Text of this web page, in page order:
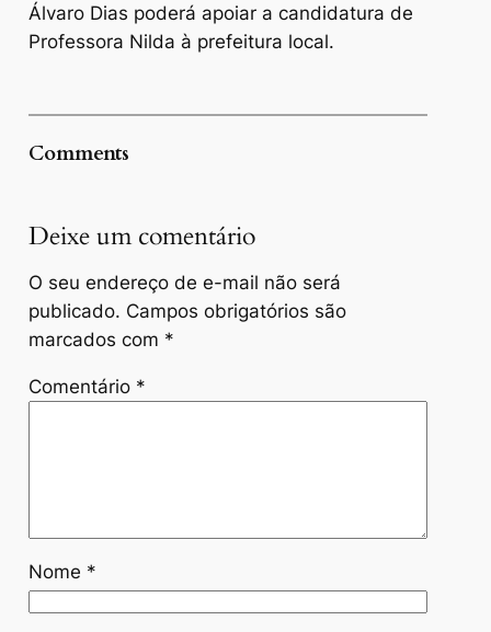
Álvaro Dias poderá apoiar a candidatura de
Professora Nilda à prefeitura local.
Comments
Deixe um comentário
O seu endereço de e-mail não será
publicado. Campos obrigatórios são
marcados com *
Comentário *
Nome *